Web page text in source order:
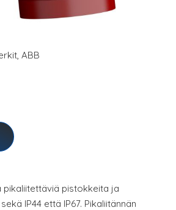
, ABB
pikaliitettäviä pistokkeita ja
IP44 että IP67. Pikaliitännän